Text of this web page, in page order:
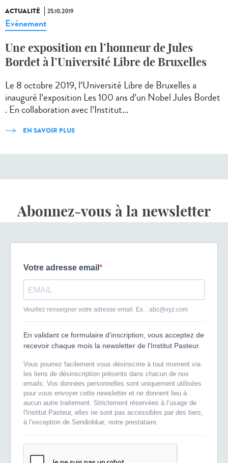
ACTUALITÉ 25.10.2019
Evénement
Une exposition en l’honneur de Jules
Bordet à l’Université Libre de Bruxelles
Le 8 octobre 2019, l’Université Libre de Bruxelles a
inauguré l’exposition Les 100 ans d’un Nobel Jules Bordet
. En collaboration avec l’Institut...
EN SAVOIR PLUS
Abonnez-vous à la newsletter